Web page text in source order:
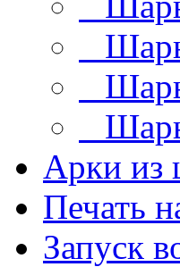
Арки из
Печать
Запуск